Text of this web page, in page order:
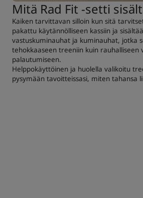
Mitä Rad Fit -setti
Kaiken tarvittavan silloin kun sitä
pakattu käytännölliseen kassiin ja
vastuskuminauhat ja kuminauhat, jotka
tehokkaaseen treeniin kuin rauhalliseen
palautumiseen.
Helppokäyttöinen ja huolella valikoitu
pysymään tavoitteissasi, miten tahansa